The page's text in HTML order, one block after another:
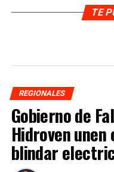
TE
REGIONALES
Gobierno de
Hidroven
blindar